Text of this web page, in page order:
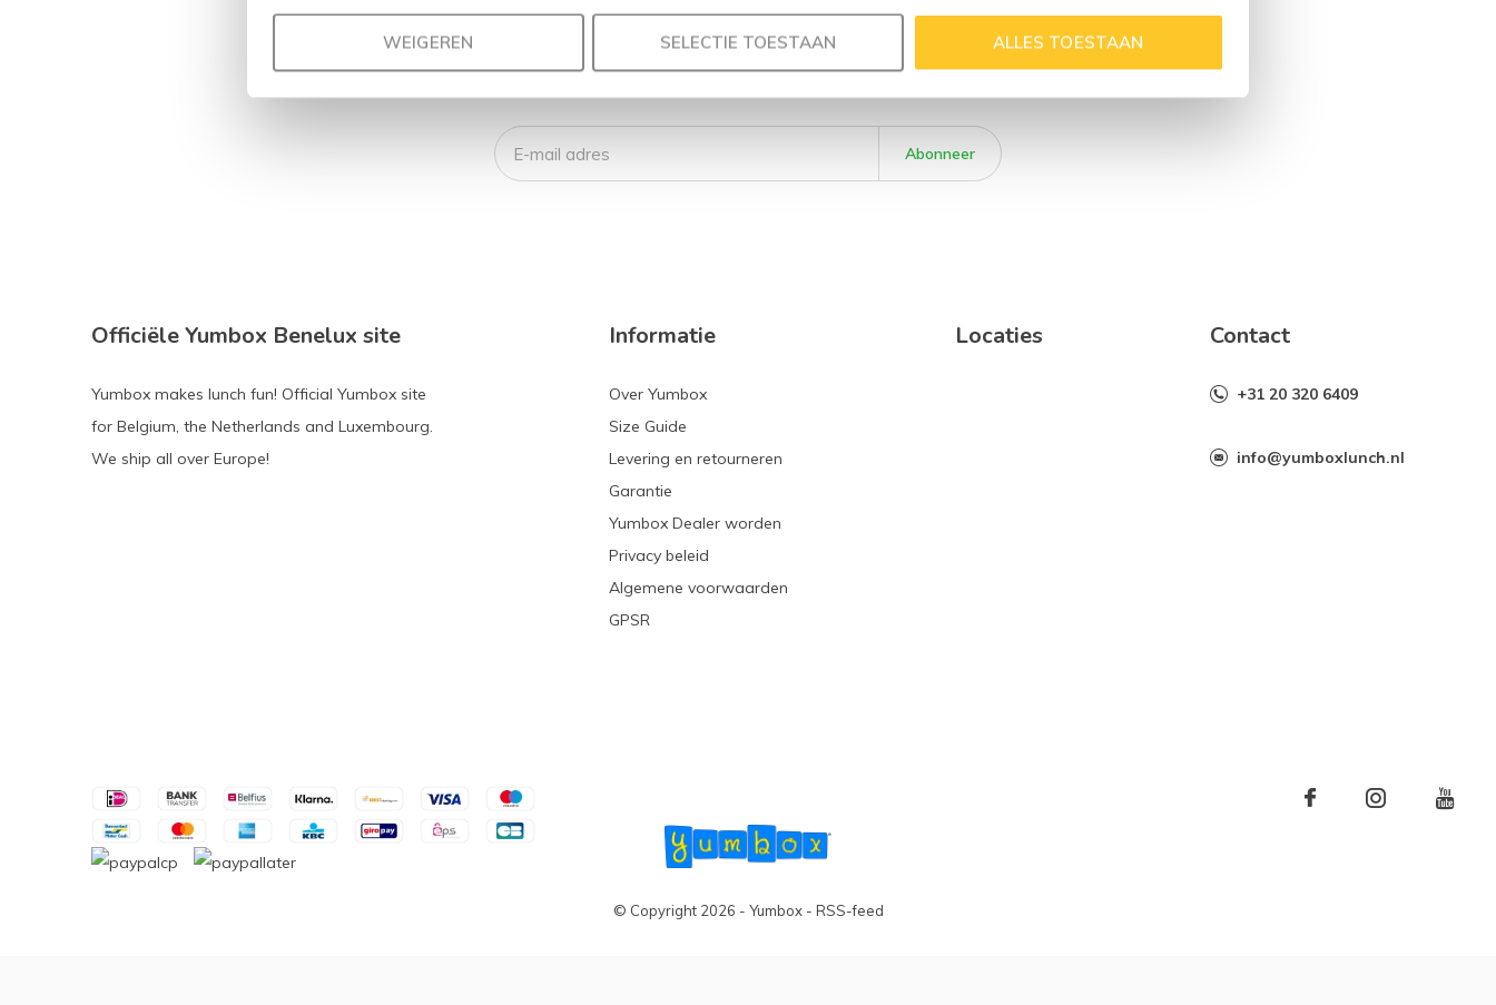
WEIGEREN SELECTIE TOESTAAN ALLES TOESTAAN
Meld je aan voor onze nieuwsbrief
Abonneer
Officiële Yumbox Benelux site
Yumbox makes lunch fun! Official Yumbox site
for Belgium, the Netherlands and Luxembourg.
We ship all over Europe!
Informatie
Over Yumbox
Size Guide
Levering en retourneren
Garantie
Yumbox Dealer worden
Privacy beleid
Algemene voorwaarden
GPSR
Locaties Contact
+31 20 320 6409
info@yumboxlunch.nl
© Copyright 2026 - Yumbox - RSS-feed